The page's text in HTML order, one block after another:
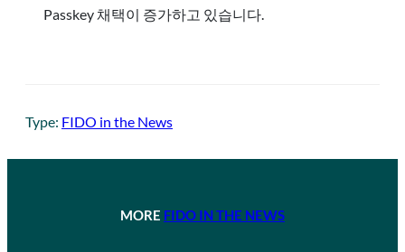
Passkey 채택이 증가하고 있습니다.
Type: FIDO in the News
MORE FIDO IN THE NEWS